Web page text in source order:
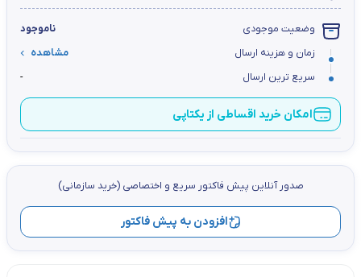
وضعیت موجودی
ناموجود
زمان و هزینه ارسال
مشاهده
سریع ترین ارسال
-
امکان خرید اقساطی از یکتاپی
صدور آنلاین پيش فاكتور سریع و اختصاصي (خرید سازمانی)
افزودن به پیش فاکتور